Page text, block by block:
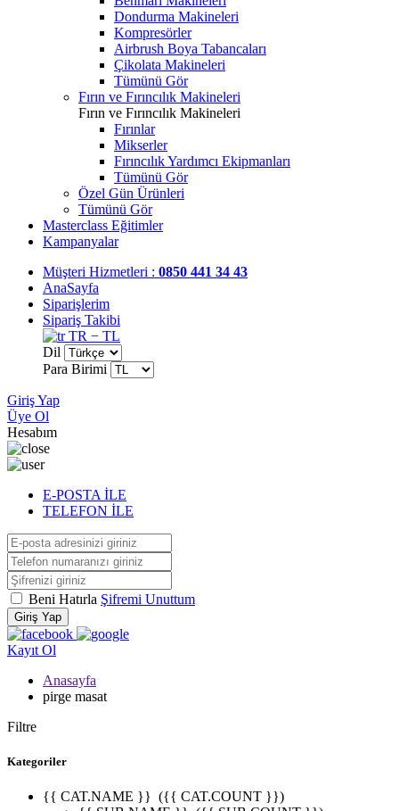
Dondurma Makineleri
Kompresörler
Airbrush Boya Tabancaları
Çikolata Makineleri
Tümünü Gör
Fırın ve Fırıncılık Makineleri
Fırın ve Fırıncılık Makineleri
Fırınlar
Mikserler
Fırıncılık Yardımcı Ekipmanları
Tümünü Gör
Özel Gün Ürünleri
Tümünü Gör
Masterclass Eğitimler
Kampanyalar
Müşteri Hizmetleri : 0850 441 34 43
AnaSayfa
Siparişlerim
Sipariş Takibi
TR − TL
Dil
Para Birimi
Giriş Yap
Üye Ol
Hesabım
E-POSTA İLE
TELEFON İLE
Beni Hatırla Şifremi Unuttum
Giriş Yap
Kayıt Ol
Anasayfa
pirge masat
Filtre
Kategoriler
{{ CAT.NAME }} ({{ CAT.COUNT }})